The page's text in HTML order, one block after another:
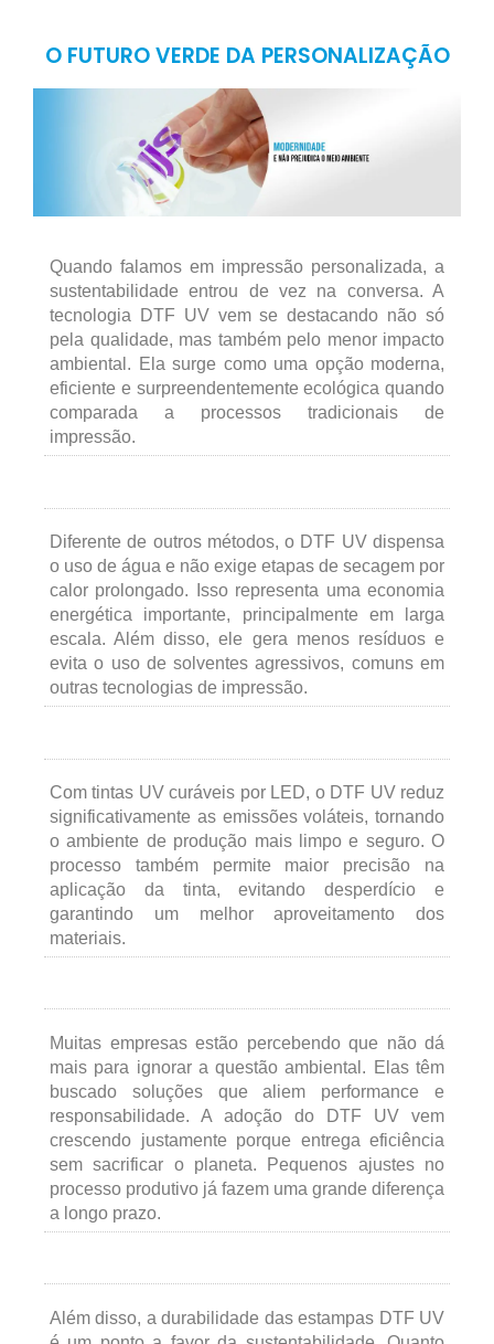
O FUTURO VERDE DA PERSONALIZAÇÃO
Quando falamos em impressão personalizada, a
sustentabilidade entrou de vez na conversa. A
tecnologia DTF UV vem se destacando não só
pela qualidade, mas também pelo menor impacto
ambiental. Ela surge como uma opção moderna,
eficiente e surpreendentemente ecológica quando
comparada a processos tradicionais de
impressão.
Diferente de outros métodos, o DTF UV dispensa
o uso de água e não exige etapas de secagem por
calor prolongado. Isso representa uma economia
energética importante, principalmente em larga
escala. Além disso, ele gera menos resíduos e
evita o uso de solventes agressivos, comuns em
outras tecnologias de impressão.
Com tintas UV curáveis por LED, o DTF UV reduz
significativamente as emissões voláteis, tornando
o ambiente de produção mais limpo e seguro. O
processo também permite maior precisão na
aplicação da tinta, evitando desperdício e
garantindo um melhor aproveitamento dos
materiais.
Muitas empresas estão percebendo que não dá
mais para ignorar a questão ambiental. Elas têm
buscado soluções que aliem performance e
responsabilidade. A adoção do DTF UV vem
crescendo justamente porque entrega eficiência
sem sacrificar o planeta. Pequenos ajustes no
processo produtivo já fazem uma grande diferença
a longo prazo.
Além disso, a durabilidade das estampas DTF UV